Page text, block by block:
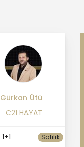
Gürkan Ütü
C21 HAYAT
1+1 Satılık